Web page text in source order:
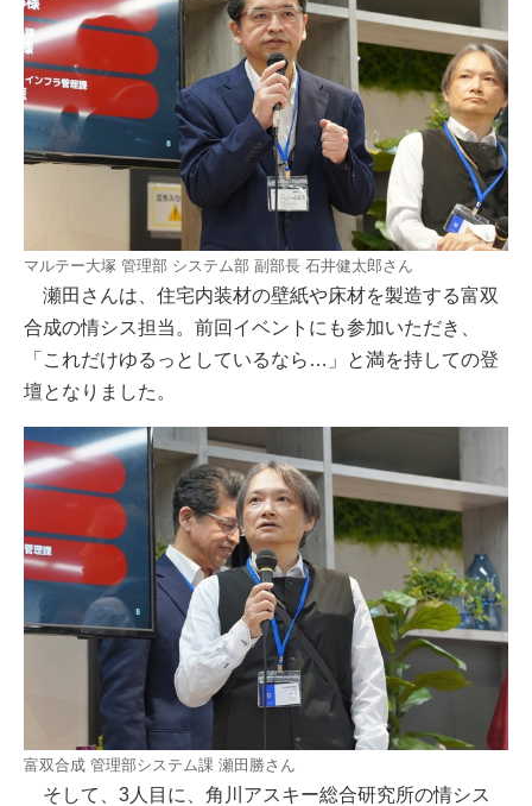
マルテー大塚 管理部 システム部 副部長 石井健太郎さん
瀬田さんは、住宅内装材の壁紙や床材を製造する富双
合成の情シス担当。前回イベントにも参加いただき、
「これだけゆるっとしているなら…」と満を持しての登
壇となりました。
富双合成 管理部システム課 瀬田勝さん
そして、3人目に、角川アスキー総合研究所の情シス